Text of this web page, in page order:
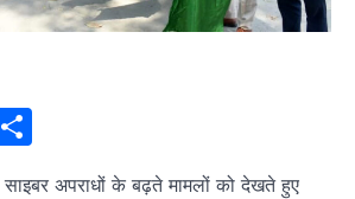
साइबर अपराधों के बढ़ते मामलों को देखते हुए